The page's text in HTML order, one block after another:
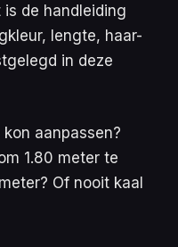
is de handleiding
lengte, haar-
in deze
aanpassen?
1.80 meter te
Of nooit kaal